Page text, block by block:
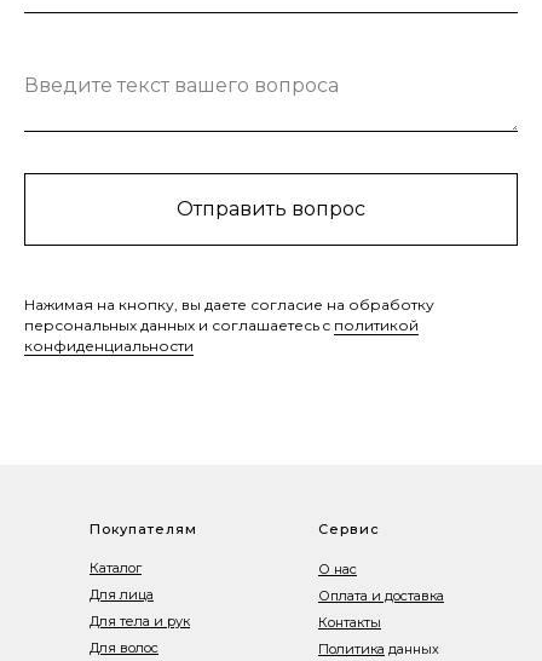
Введите текст вашего вопроса
Отправить вопрос
Нажимая на кнопку, вы даете согласие на обработку
персональных данных и соглашаетесь c политикой
конфиденциальности
Покупателям
Каталог
Для лица
Для тела и рук
Для волос
Сервис
О нас
Оплата и доставка
Контакты
Политика данных